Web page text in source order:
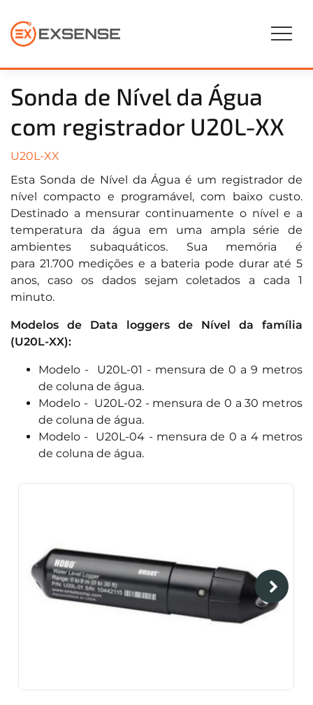
Sonda de Nível da Água
com registrador U20L-XX
U20L-XX
Esta Sonda de Nível da Água é um registrador de
nível compacto e programável, com baixo custo.
Destinado a mensurar continuamente o nível e a
temperatura da água em uma ampla série de
ambientes subaquáticos. Sua memória é
para 21.700 medições e a bateria pode durar até 5
anos, caso os dados sejam coletados a cada 1
minuto.
Modelos de Data loggers de Nível da família
(U20L-XX):
Modelo - U20L-01 - mensura de 0 a 9 metros
de coluna de água.
Modelo - U20L-02 - mensura de 0 a 30 metros
de coluna de água.
Modelo - U20L-04 - mensura de 0 a 4 metros
de coluna de água.